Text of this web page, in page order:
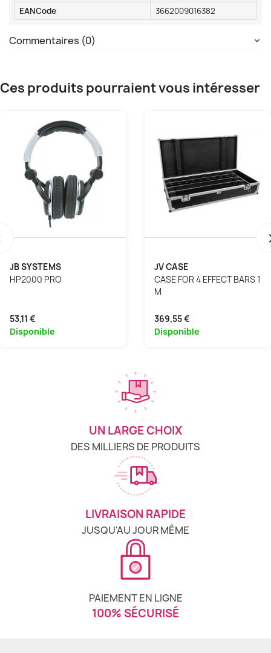
EANCode
3662009016382
Commentaires (0)
Ces produits pourraient vous intéresser
JB SYSTEMS
HP2000 PRO
53,11 €
Disponible
JV CASE
CASE FOR 4 EFFECT BARS 1
M
369,55 €
Disponible
UN LARGE CHOIX
DES MILLIERS DE PRODUITS
LIVRAISON RAPIDE
JUSQU'AU JOUR MÊME
PAIEMENT EN LIGNE
100% SÉCURISÉ